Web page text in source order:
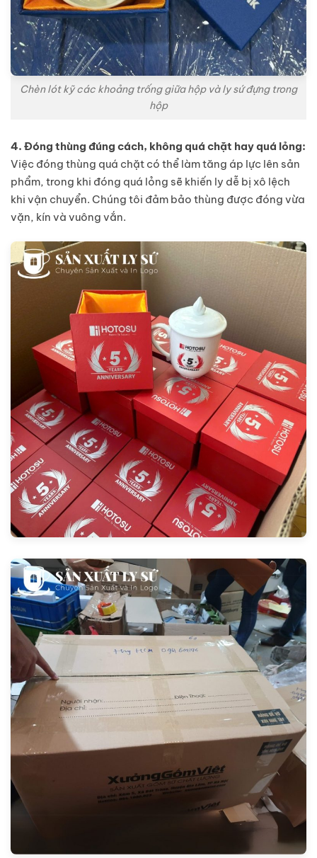
Chèn lót kỹ các khoảng trống giữa hộp và ly sứ đựng trong
hộp
4. Đóng thùng đúng cách, không quá chặt hay quá lỏng:
Việc đóng thùng quá chặt có thể làm tăng áp lực lên sản
phẩm, trong khi đóng quá lỏng sẽ khiến ly dễ bị xô lệch
khi vận chuyển. Chúng tôi đảm bảo thùng được đóng vừa
vặn, kín và vuông vắn.